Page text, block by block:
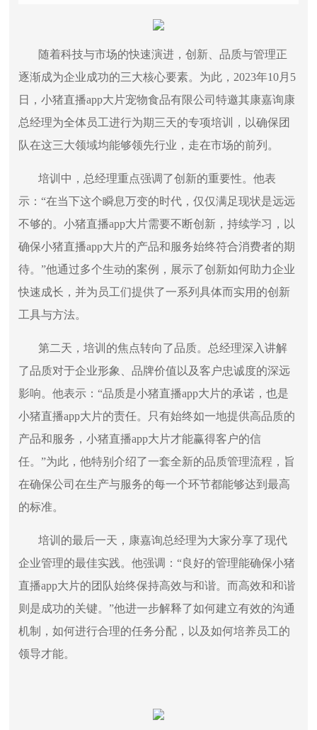
邀其康嘉询康总经理为全体员工进行为期三天的专项培
业，走在市场的前列。
随着科技与市场的快速演进，创新、品质与管理正
逐渐成为企业成功的三大核心要素。为此，2023年10月5
日，小猪直播app大片宠物食品有限公司特邀其康嘉询康
总经理为全体员工进行为期三天的专项培训，以确保团
队在这三大领域均能够领先行业，走在市场的前列。
培训中，总经理重点强调了创新的重要性。他表
示：“在当下这个瞬息万变的时代，仅仅满足现状是远远
不够的。小猪直播app大片需要不断创新，持续学习，以
确保小猪直播app大片的产品和服务始终符合消费者的期
待。”他通过多个生动的案例，展示了创新如何助力企业
快速成长，并为员工们提供了一系列具体而实用的创新
工具与方法。
第二天，培训的焦点转向了品质。总经理深入讲解
了品质对于企业形象、品牌价值以及客户忠诚度的深远
影响。他表示：“品质是小猪直播app大片的承诺，也是
小猪直播app大片的责任。只有始终如一地提供高品质的
产品和服务，小猪直播app大片才能赢得客户的信
任。”为此，他特别介绍了一套全新的品质管理流程，旨
在确保公司在生产与服务的每一个环节都能够达到最高
的标准。
培训的最后一天，康嘉询总经理为大家分享了现代
企业管理的最佳实践。他强调：“良好的管理能确保小猪
直播app大片的团队始终保持高效与和谐。而高效和和谐
则是成功的关键。”他进一步解释了如何建立有效的沟通
机制，如何进行合理的任务分配，以及如何培养员工的
领导才能。